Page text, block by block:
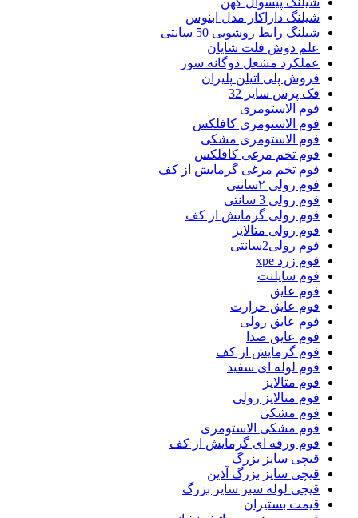
شیلنگ داراکار مدل ابنوس
شیلنگ رابط روشویی 50 سانتی
علم دوش فلت شایان
عملکرد مشعل دوگانه سوز
فروش پلی اتیلن پلیران
فک پرس سایز 32
فوم الاستومری
فوم الاستومری کافلکس
فوم الاستومری مشکی
فوم تخم مرغی کافلکس
فوم تخم مرغی گرمایش از کف
فوم رولی ۲سانتی
فوم رولی 3 سانتی
فوم رولی گرمایش از کف
فوم رولی متالایز
فوم رولی2سانتی
فوم زرد xpe
فوم سایلنت
فوم عایق
فوم عایق حرارت
فوم عایق رولی
فوم عایق صدا
فوم گرمایش از کف
فوم لوله ای سفید
فوم متالایز
فوم متالایز رولی
فوم مشکی
فوم مشکی الاستومری
فوم ورقه ای گرمایش از کف
قیچی سایز بزرگ
قیچی سایز بزرگ آذین
قیچی لوله سبز سایز بزرگ
قیمت بستیران